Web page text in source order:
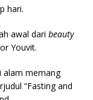
hari.
awal dari beauty
Youvit.
alam memang
“Fasting and